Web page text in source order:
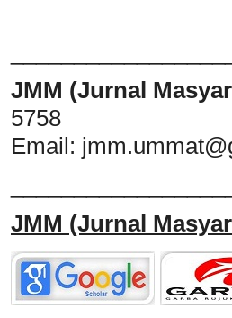
JMM (Jurnal
5758
Email:
JMM (Jurnal